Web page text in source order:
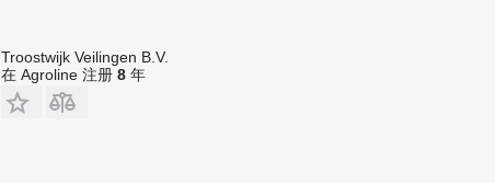
Troostwijk Veilingen B.V.
在 Agroline 注册 8年